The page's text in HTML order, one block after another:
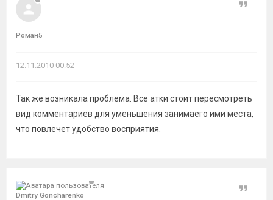
Роман5
Цитата
12.11.2010 00:52
Так же возникала проблема. Все атки стоит пересмотреть
вид комментариев для уменьшения занимаего ими места,
что повлечет удобство восприятия.
Dmitry Goncharenko
Цитата